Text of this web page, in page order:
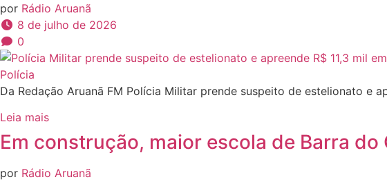
por Rádio Aruanã
8 de julho de 2026
0
Polícia
Da Redação Aruanã FM Polícia Militar prende suspeito de estelionato e
Leia mais
Em construção, maior escola de Barra
por Rádio Aruanã